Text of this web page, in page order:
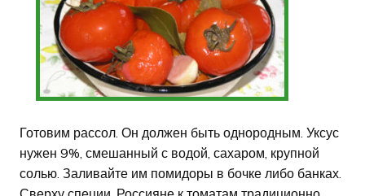
Готовим рассол. Он должен быть однородным. Уксус
нужен 9%, смешанный с водой, сахаром, крупной
солью. Заливайте им помидоры в бочке либо банках.